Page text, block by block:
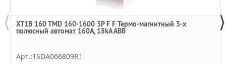
XT1B 160 TMD 160-1600 3P F F Термо-магнитный 3-х
полюсный автомат 160А, 18kA ABB
Арт.:1SDA066809R1
⟨ ⟩